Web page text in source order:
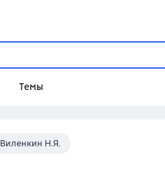
Темы
Домашнее задание
Виленкин Н.Я.